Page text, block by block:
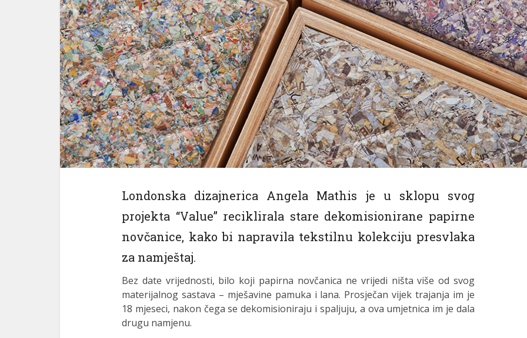
Londonska dizajnerica Angela Mathis je u sklopu svog
projekta “Value” reciklirala stare dekomisionirane papirne
novčanice, kako bi napravila tekstilnu kolekciju presvlaka
za namještaj.
Bez date vrijednosti, bilo koji papirna novčanica ne vrijedi ništa više od svog
materijalnog sastava – mješavine pamuka i lana. Prosječan vijek trajanja im je
18 mjeseci, nakon čega se dekomisioniraju i spaljuju, a ova umjetnica im je dala
drugu namjenu.